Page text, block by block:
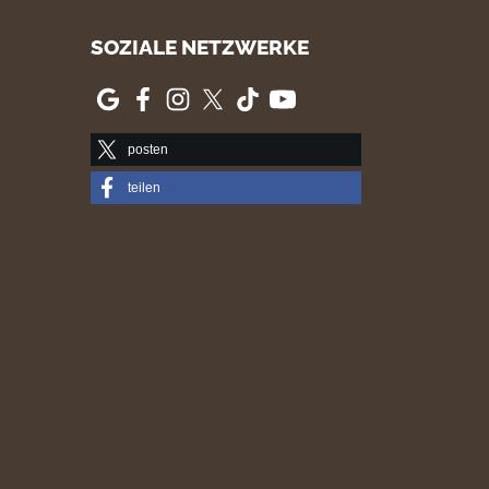
SOZIALE NETZWERKE
posten
teilen